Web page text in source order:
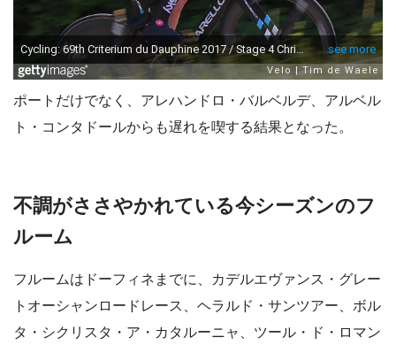
ポートだけでなく、アレハンドロ・バルベルデ、アルベル
ト・コンタドールからも遅れを喫する結果となった。
不調がささやかれている今シーズンのフ
ルーム
フルームはドーフィネまでに、カデルエヴァンス・グレー
トオーシャンロードレース、ヘラルド・サンツアー、ボル
タ・シクリスタ・ア・カタルーニャ、ツール・ド・ロマン